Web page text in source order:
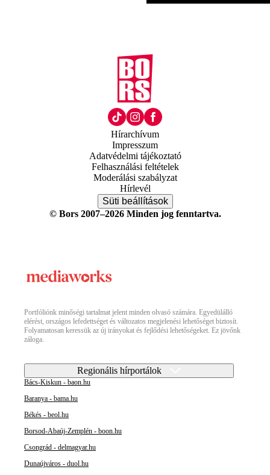
Hírarchívum
Impresszum
Adatvédelmi tájékoztató
Felhasználási feltételek
Moderálási szabályzat
Hírlevél
Süti beállítások
© Bors 2007–2026 Minden jog fenntartva.
Portfóliónk minőségi tartalmat jelent minden olvasó számára. Egyedülálló
elérést, országos lefedettséget és változatos megjelenési lehetőséget biztosít.
Folyamatosan keressük az új irányokat és fejlődési lehetőségeket. Ez jövőnk
záloga.
Regionális hírportálok
Bács-Kiskun - baon.hu
Baranya - bama.hu
Békés - beol.hu
Borsod-Abaúj-Zemplén - boon.hu
Csongrád - delmagyar.hu
Dunaújváros - duol.hu